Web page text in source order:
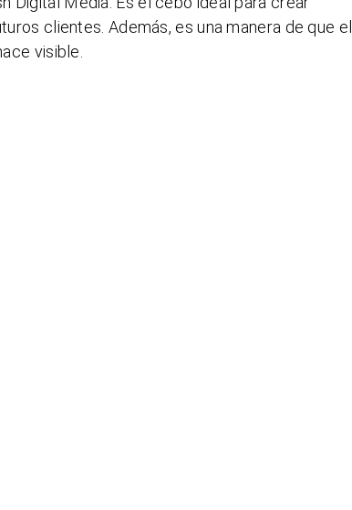
clientes. Además, es una manera de que el
visible.